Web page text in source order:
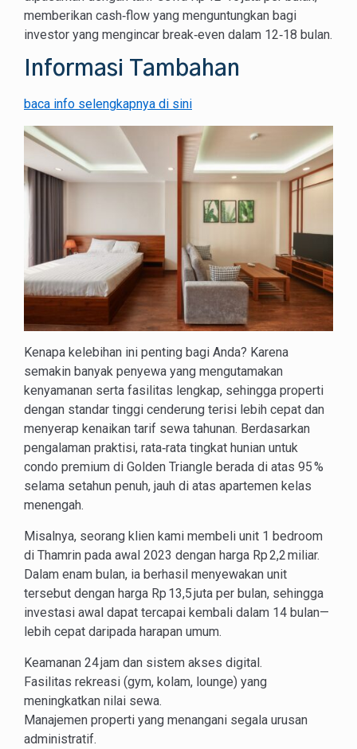
memberikan cash‑flow yang menguntungkan bagi
investor yang mengincar break‑even dalam 12‑18 bulan.
Informasi Tambahan
baca info selengkapnya di sini
Kenapa kelebihan ini penting bagi Anda? Karena
semakin banyak penyewa yang mengutamakan
kenyamanan serta fasilitas lengkap, sehingga properti
dengan standar tinggi cenderung terisi lebih cepat dan
menyerap kenaikan tarif sewa tahunan. Berdasarkan
pengalaman praktisi, rata‑rata tingkat hunian untuk
condo premium di Golden Triangle berada di atas 95 %
selama setahun penuh, jauh di atas apartemen kelas
menengah.
Misalnya, seorang klien kami membeli unit 1 bedroom
di Thamrin pada awal 2023 dengan harga Rp 2,2 miliar.
Dalam enam bulan, ia berhasil menyewakan unit
tersebut dengan harga Rp 13,5 juta per bulan, sehingga
investasi awal dapat tercapai kembali dalam 14 bulan—
lebih cepat daripada harapan umum.
Keamanan 24 jam dan sistem akses digital.
Fasilitas rekreasi (gym, kolam, lounge) yang
meningkatkan nilai sewa.
Manajemen properti yang menangani segala urusan
administratif.